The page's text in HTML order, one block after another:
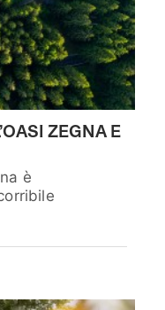
ZEGNA E
è